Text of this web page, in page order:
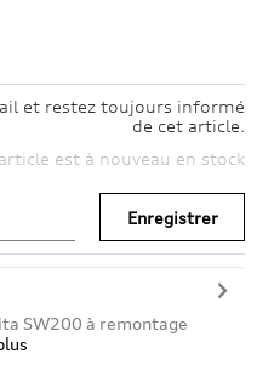
et restez toujours informé
de cet article.
est à nouveau en stock
Enregistrer
SW200 à remontage